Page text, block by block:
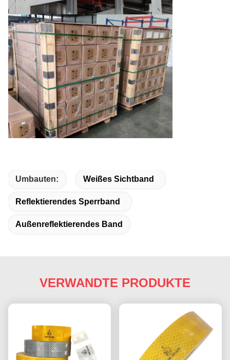
Umbauten: Weißes Sichtband
Reflektierendes Sperrband
Außenreflektierendes Band
VERWANDTE PRODUKTE